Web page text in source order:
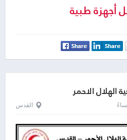
أجهزة طبية
الأحمر في
الاحمر
القدس